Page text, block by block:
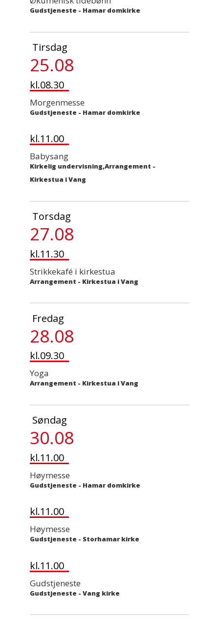
Gudstjeneste - Hamar domkirke
Tirsdag
25.08
kl.08.30
Morgenmesse
Gudstjeneste - Hamar domkirke
kl.11.00
Babysang
Kirkelig undervisning,Arrangement -
Kirkestua i Vang
Torsdag
27.08
kl.11.30
Strikkekafé i kirkestua
Arrangement - Kirkestua i Vang
Fredag
28.08
kl.09.30
Yoga
Arrangement - Kirkestua i Vang
Søndag
30.08
kl.11.00
Høymesse
Gudstjeneste - Hamar domkirke
kl.11.00
Høymesse
Gudstjeneste - Storhamar kirke
kl.11.00
Gudstjeneste
Gudstjeneste - Vang kirke